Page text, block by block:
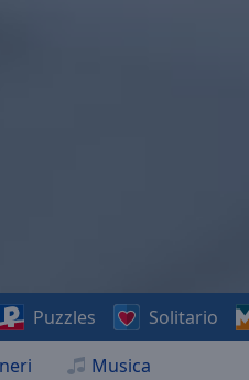
Musica
Puzzles Solitario